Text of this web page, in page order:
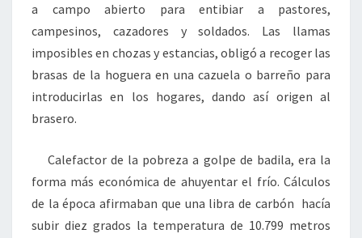
a campo abierto para entibiar a pastores,
campesinos, cazadores y soldados. Las llamas
imposibles en chozas y estancias, obligó a recoger las
brasas de la hoguera en una cazuela o barreño para
introducirlas en los hogares, dando así origen al
brasero.
Calefactor de la pobreza a golpe de badila, era la
forma más económica de ahuyentar el frío. Cálculos
de la época afirmaban que una libra de carbón hacía
subir diez grados la temperatura de 10.799 metros